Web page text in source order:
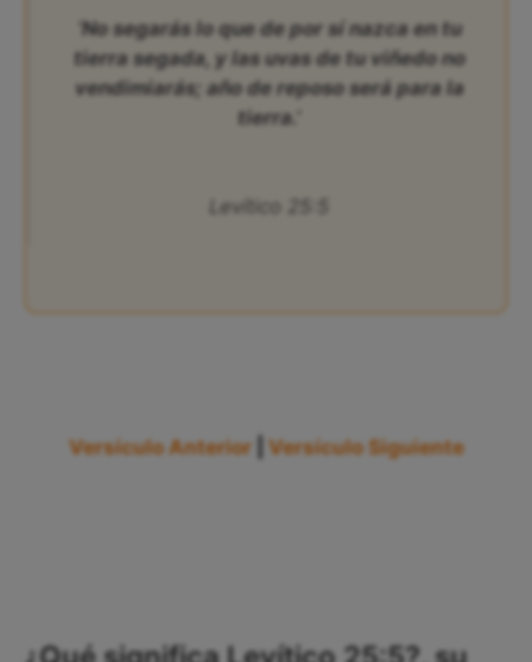
‘No segarás lo que de por sí nazca en tu
tierra segada, y las uvas de tu viñedo no
vendimiarás; año de reposo será para la
tierra.’
Levítico 25:5
Versículo Anterior Versículo Siguiente